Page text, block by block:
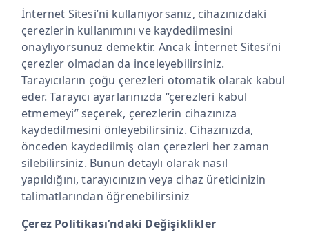
İnternet Sitesi’ni kullanıyorsanız, cihazınızdaki
çerezlerin kullanımını ve kaydedilmesini
onaylıyorsunuz demektir. Ancak İnternet Sitesi’ni
çerezler olmadan da inceleyebilirsiniz.
Tarayıcıların çoğu çerezleri otomatik olarak kabul
eder. Tarayıcı ayarlarınızda “çerezleri kabul
etmemeyi” seçerek, çerezlerin cihazınıza
kaydedilmesini önleyebilirsiniz. Cihazınızda,
önceden kaydedilmiş olan çerezleri her zaman
silebilirsiniz. Bunun detaylı olarak nasıl
yapıldığını, tarayıcınızın veya cihaz üreticinizin
talimatlarından öğrenebilirsiniz
Çerez Politikası’ndaki Değişiklikler